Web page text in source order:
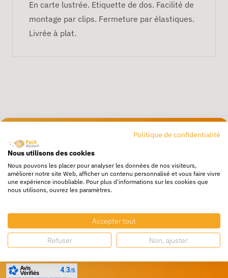
En carte lustrée. Etiquette de dos. Facilité de
montage par clips. Fermeture par élastiques.
Livrée à plat.
Livraison rapide
24/72h partout en europe
Livraison gratuite
Dès 250€ HT d’achat
Profitez de prix bas toute l’année
Besoin d'aide ?
Un service client à votre écoute
Politique de confidentialité
Nous utilisons des cookies
Nous pouvons les placer pour analyser les données de nos visiteurs,
améliorer notre site Web, afficher un contenu personnalisé et vous faire vivre
une expérience inoubliable. Pour plus d'informations sur les cookies que
nous utilisons, ouvrez les paramètres.
Accepter tout
Refuser Non, ajuster